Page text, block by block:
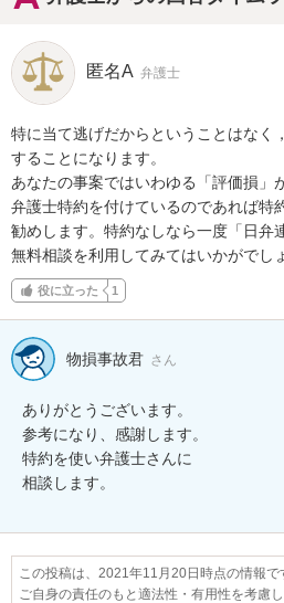
匿名A 弁護士
特に当て逃げだからということはなく
することになります。
あなたの事案ではいわゆる「評価損」
弁護士特約を付けているのであれば特
勧めします。特約なしなら一度「日弁
無料相談を利用してみてはいかがでし
役に立った 1
物損事故君 さん
ありがとうございます。
参考になり、感謝します。
特約を使い弁護士さんに
この投稿は、2021年11月20日時点の情報で
ご自身の責任のもと適法性・有用性を考慮